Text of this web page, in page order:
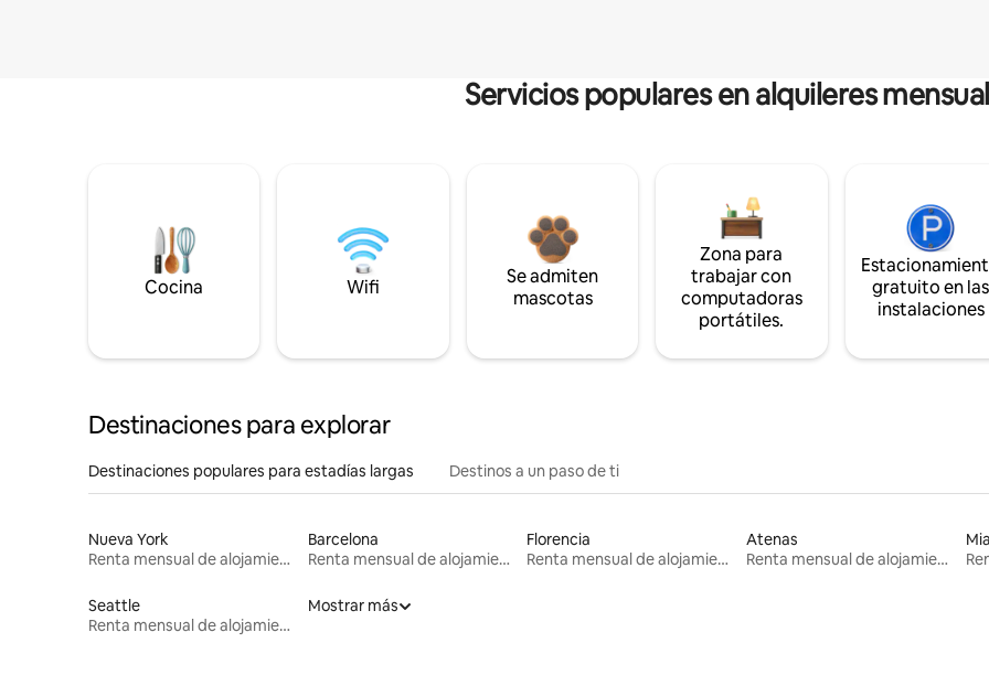
Servicios populares en alquileres
Cocina Wifi
Se admiten
mascotas
Zona para
trabajar con
computadoras
portátiles.
gratuito en las
instalaciones
Destinaciones para explorar
Destinaciones populares para estadías largas Destinos a un paso de ti
Nueva York
Renta mensual de alojamientos
Barcelona
Renta mensual de alojamientos
Florencia
Renta mensual de alojamientos
Atenas
Renta mensual de alojamientos
Seattle
Renta mensual de alojamientos
Mostrar más